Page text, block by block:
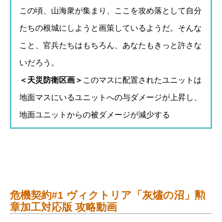
この頃、山海衆が集まり、ここを攻め落として自分
たちの根城にしようと画策しているようだ。そんな
こと、官兵たちはもちろん、あなたもきっと許さな
いだろう。
＜天災防衛区画＞ このマスに配置されたユニットは
地面マスにいるユニットへの与ダメージが上昇し、
地面ユニットからの被ダメージが減少する
危機契約#1 ヴィクトリア「灰燼の沼」勲
章加工対応版 攻略動画